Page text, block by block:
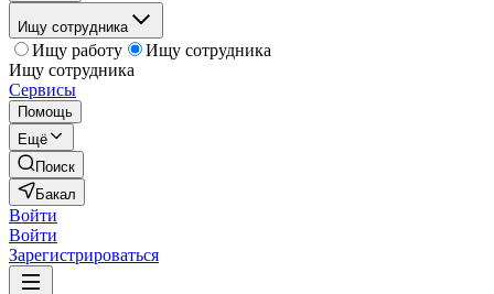
Ищу сотрудника
Ищу работу
Ищу сотрудника
Ищу сотрудника
Сервисы
Помощь
Ещё
Поиск
Бакал
Войти
Войти
Зарегистрироваться